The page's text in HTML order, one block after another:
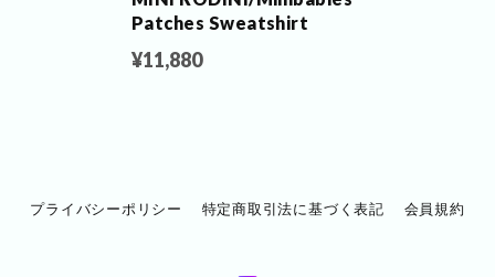
Patches Sweatshirt
¥11,880
プライバシーポリシー 特定商取引法に基づく表記 会員規約